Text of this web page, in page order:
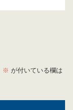
※ が付いている欄は